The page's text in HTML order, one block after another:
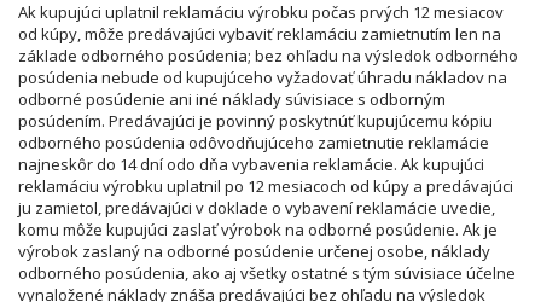
Ak kupujúci uplatnil reklamáciu výrobku počas prvých 12 mesiacov
od kúpy, môže predávajúci vybaviť reklamáciu zamietnutím len na
základe odborného posúdenia; bez ohľadu na výsledok odborného
posúdenia nebude od kupujúceho vyžadovať úhradu nákladov na
odborné posúdenie ani iné náklady súvisiace s odborným
posúdením. Predávajúci je povinný poskytnúť kupujúcemu kópiu
odborného posúdenia odôvodňujúceho zamietnutie reklamácie
najneskôr do 14 dní odo dňa vybavenia reklamácie. Ak kupujúci
reklamáciu výrobku uplatnil po 12 mesiacoch od kúpy a predávajúci
ju zamietol, predávajúci v doklade o vybavení reklamácie uvedie,
komu môže kupujúci zaslať výrobok na odborné posúdenie. Ak je
výrobok zaslaný na odborné posúdenie určenej osobe, náklady
odborného posúdenia, ako aj všetky ostatné s tým súvisiace účelne
vynaložené náklady znáša predávajúci bez ohľadu na výsledok